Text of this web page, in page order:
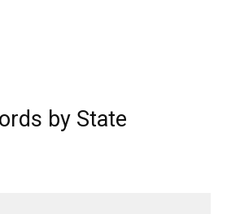
by State